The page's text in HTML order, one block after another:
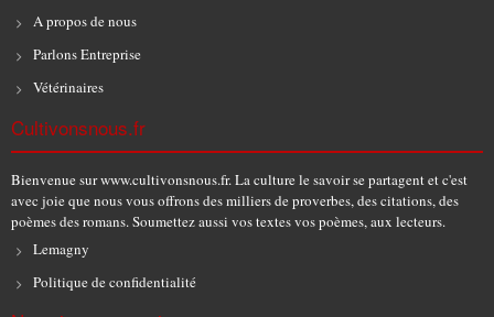
A propos de nous
Parlons Entreprise
Vétérinaires
Cultivonsnous.fr
Bienvenue sur www.cultivonsnous.fr. La culture le savoir se partagent et c'est
avec joie que nous vous offrons des milliers de proverbes, des citations, des
poèmes des romans. Soumettez aussi vos textes vos poèmes, aux lecteurs.
Lemagny
Politique de confidentialité